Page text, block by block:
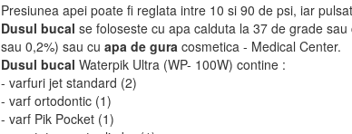
Presiunea apei poate fi reglata intre 10 si 90 de psi, iar
Dusul bucal se foloseste cu apa calduta la 37 de grade
sau 0,2%) sau cu apa de guracosmetica - Medical Center.
Dusul bucal Waterpik Ultra (WP- 100W) contine :
- varfuri jet standard (2)
- varf ortodontic (1)
- varf Pik Pocket (1)